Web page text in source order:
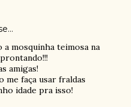
mosquinha teimosa na
amigas!
me faça usar fraldas
idade pra isso!